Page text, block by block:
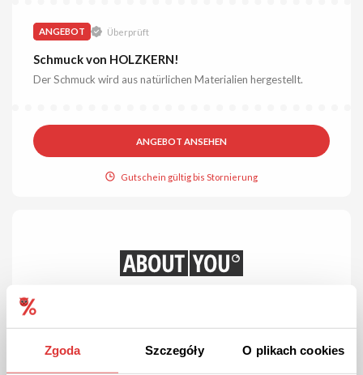
Zgoda Szczegóły O plikach cookies
ANGEBOT Überprüft
Schmuck von HOLZKERN!
Der Schmuck wird aus natürlichen Materialien hergestellt.
ANGEBOT ANSEHEN
Gutschein gültig bis Stornierung
ANGEBOT Überprüft